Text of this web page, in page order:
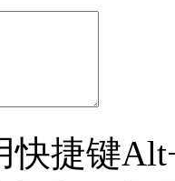
快捷键